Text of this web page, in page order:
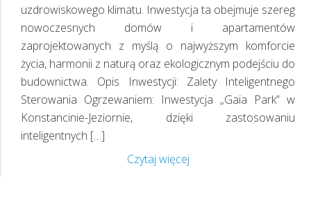
uzdrowiskowego klimatu. Inwestycja ta obejmuje szereg
nowoczesnych domów i apartamentów
zaprojektowanych z myślą o najwyższym komforcie
życia, harmonii z naturą oraz ekologicznym podejściu do
budownictwa. Opis Inwestycji: Zalety Inteligentnego
Sterowania Ogrzewaniem: Inwestycja „Gaia Park” w
Konstancinie-Jeziornie, dzięki zastosowaniu
inteligentnych […]
Czytaj więcejInteligentny